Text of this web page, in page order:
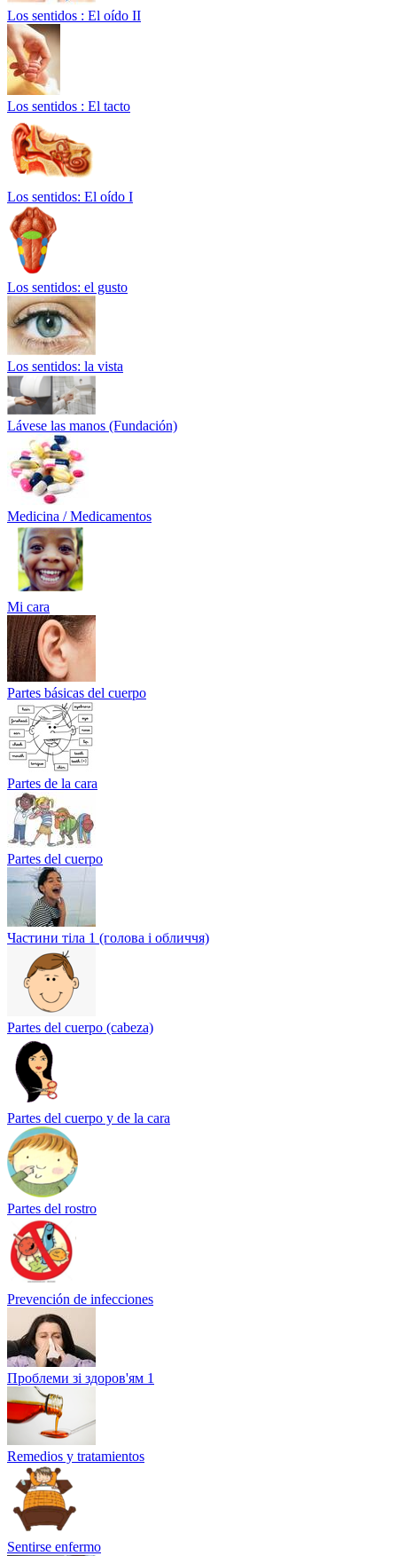
Los sentidos : El oído II
Los sentidos : El tacto
Los sentidos: El oído I
Los sentidos: el gusto
Los sentidos: la vista
Lávese las manos (Fundación)
Medicina / Medicamentos
Mi cara
Partes básicas del cuerpo
Partes de la cara
Partes del cuerpo
Частини тіла 1 (голова і обличчя)
Partes del cuerpo (cabeza)
Partes del cuerpo y de la cara
Partes del rostro
Prevención de infecciones
Проблеми зі здоров'ям 1
Remedios y tratamientos
Sentirse enfermo